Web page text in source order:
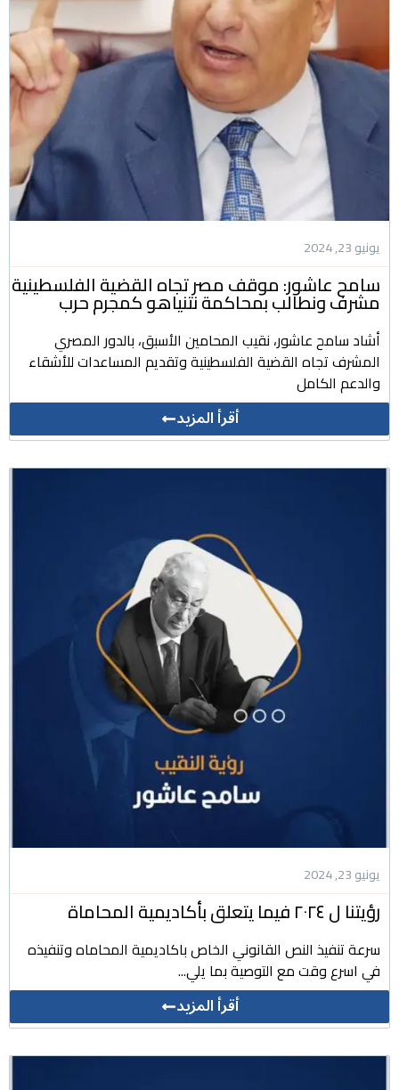
يونيو 23, 2024
سامح عاشور: موقف مصر تجاه القضية الفلسطينية
مشرف ونطالب بمحاكمة نتنياهو كمجرم حرب
أشاد سامح عاشور، نقيب المحامين الأسبق، بالدور المصري
المشرف تجاه القضية الفلسطينية وتقديم المساعدات للأشقاء
والدعم الكامل
أقرأ المزيد
يونيو 23, 2024
رؤيتنا ل ٢٠٢٤ فيما يتعلق بأكاديمية المحاماة
سرعة تنفيذ النص القانوني الخاص باكاديمية المحاماه وتنفيذه
في اسرع وقت مع التوصية بما يلي...
أقرأ المزيد